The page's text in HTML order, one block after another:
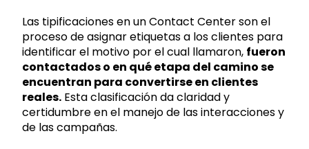
Las tipificaciones en un Contact Center son el
proceso de asignar etiquetas a los clientes para
identificar el motivo por el cual llamaron, fueron
contactados o en qué etapa del camino se
encuentran para convertirse en clientes
reales. Esta clasificación da claridad y
certidumbre en el manejo de las interacciones y
de las campañas.